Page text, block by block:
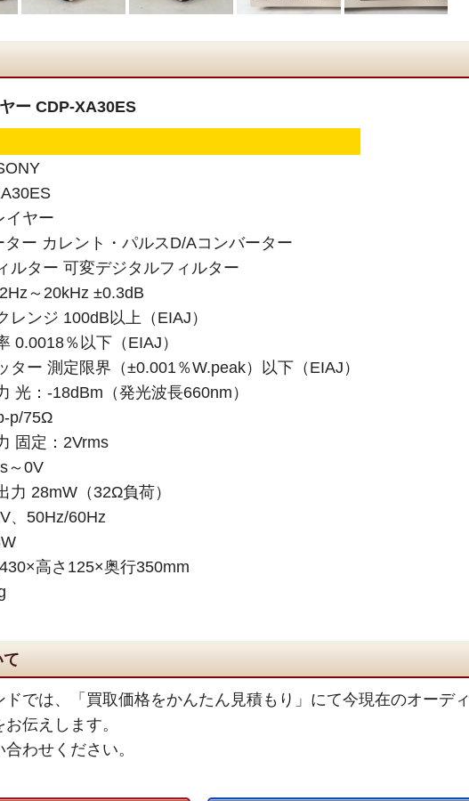
ー CDP-XA30ES
イヤー
ター カレント・パルスD/Aコンバーター
ルター 可変デジタルフィルター
～20kHz ±0.3dB
レンジ 100dB以上（EIAJ）
0.0018％以下（EIAJ）
ター 測定限界（±0.001％W.peak）以下（EIAJ）
光：-18dBm（発光波長660nm）
p/75Ω
固定：2Vrms
～0V
力 28mW（32Ω負荷）
、50Hz/60Hz
高さ125×奥行350mm
ドでは、「買取価格をかんたん見積もり」にて今現在のオーディ
伝えします。
わせください。